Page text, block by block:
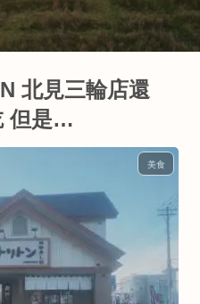
北見三輪店還
但是…
美食